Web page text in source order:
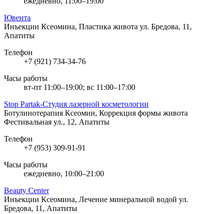
Ювента
Инъекции Ксеомина, Пластика живота ул. Бредова, 11,
Апатиты
Телефон
+7 (921) 734-34-76
Часы работы
вт-пт 11:00–19:00; вс 11:00–17:00
Stop Partak-Студия лазерной косметологии
Ботулинотерапия Ксеомин, Коррекция формы живота
Фестивальная ул., 12, Апатиты
Телефон
+7 (953) 309-91-91
Часы работы
ежедневно, 10:00–21:00
Beauty Center
Инъекции Ксеомина, Лечение минеральной водой ул.
Бредова, 11, Апатиты